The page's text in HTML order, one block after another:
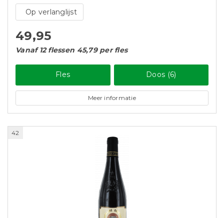
Op verlanglijst
49,95
Vanaf 12 flessen 45,79 per fles
Fles Doos (6)
Meer informatie
42